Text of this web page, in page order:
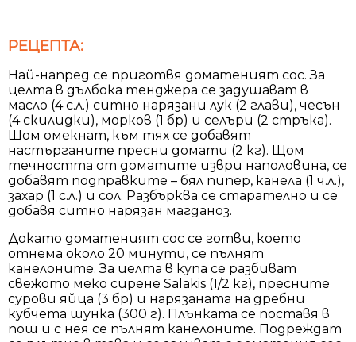
РЕЦЕПТА:
Най-напред се приготвя доматеният сос. За
целта в дълбока тенджера се задушават в
масло (4 с.л.) ситно нарязани лук (2 глави), чесън
(4 скилидки), морков (1 бр) и селъри (2 стръка).
Щом омекнат, към тях се добавят
настърганите пресни домати (2 кг). Щом
течността от доматите изври наполовина, се
добавят подправките – бял пипер, канела (1 ч.л.),
захар (1 с.л.) и сол. Разбърква се старателно и се
добавя ситно нарязан магданоз.
Докато доматеният сос се готви, което
отнема около 20 минути, се пълнят
канелоните. За целта в купа се разбиват
свежото меко сирене Salakis (1/2 кг), пресните
сурови яйца (3 бр) и нарязаната на дребни
кубчета шунка (300 г). Плънката се поставя в
пош и с нея се пълнят канелоните. Подреждат